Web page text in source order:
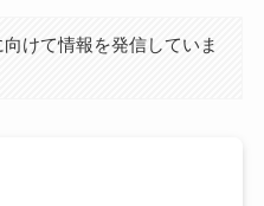
けて情報を発信していま